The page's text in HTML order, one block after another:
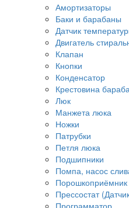
Амортизаторы
Баки и барабаны
Датчик
Двигатель
Клапан
Кнопки
Конденсатор
Крестовина
Люк
Манжета люка
Ножки
Патрубки
Петля люка
Подшипники
Помпа, насос
Порошкоприёмник
Прессостат
Программатор